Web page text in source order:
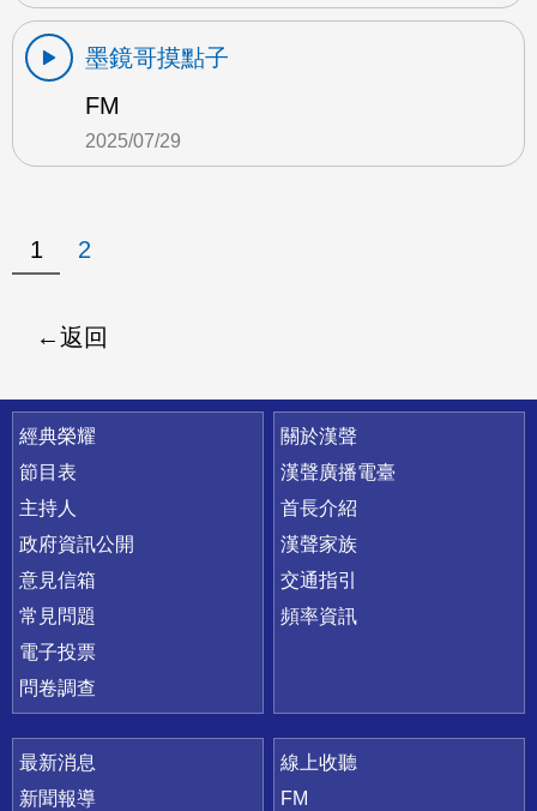
墨鏡哥摸點子
FM
2025/07/29
1 2
返回
快速連結
經典榮耀
節目表
主持人
政府資訊公開
意見信箱
常見問題
電子投票
問卷調查
關於漢聲
漢聲廣播電臺
首長介紹
漢聲家族
交通指引
頻率資訊
最新消息
新聞報導
線上收聽
FM